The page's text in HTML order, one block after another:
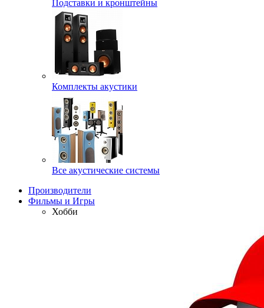
Подставки и кронштейны
Комплекты акустики
Все акустические системы
Производители
Фильмы и Игры
Хобби